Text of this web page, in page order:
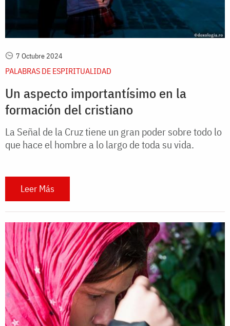
7 Octubre 2024
PALABRAS DE ESPIRITUALIDAD
Un aspecto importantísimo en la
formación del cristiano
La Señal de la Cruz tiene un gran poder sobre todo lo
que hace el hombre a lo largo de toda su vida.
Leer Más